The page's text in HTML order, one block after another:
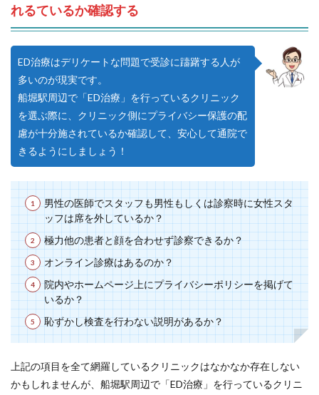
れるているか確認する
ED治療はデリケートな問題で受診に躊躇する人が
多いのが現実です。
船堀駅周辺で「ED治療」を行っているクリニック
を選ぶ際に、クリニック側にプライバシー保護の配
慮が十分施されているか確認して、安心して通院で
きるようにしましょう！
男性の医師でスタッフも男性もしくは診察時に女性スタ
ッフは席を外しているか？
極力他の患者と顔を合わせず診察できるか？
オンライン診療はあるのか？
院内やホームページ上にプライバシーポリシーを掲げて
いるか？
恥ずかし検査を行わない説明があるか？
上記の項目を全て網羅しているクリニックはなかなか存在しない
かもしれませんが、船堀駅周辺で「ED治療」を行っているクリニ